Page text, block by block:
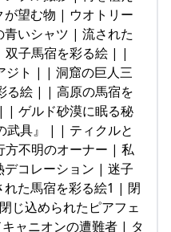
望む物 | ウオトリー
いシャツ | 流された
子馬宿を彩る絵 | |
ジト | | 洞窟の巨人三
る絵 | | 高原の馬宿を
| ゲルド砂漠に眠る秘
武具』 | | ティクルと
不明のオーナー | 私
コレーション | 迷子
た馬宿を彩る絵1 | 閉
じ込められたピアフェ
ャニオンの遭難者 | タ